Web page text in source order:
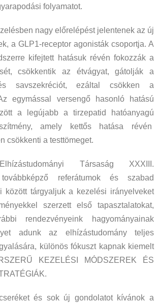
folyamatot.
nagy előrelépést jelentenek az új
a GLP1-receptor agonisták csoportja. A
kifejtett hatásuk révén fokozzák a
csökkentik az étvágyat, gátolják a
savszekréciót, ezáltal csökken a
egymással versengő hasonló hatású
a legújabb a tirzepatid hatóanyagú
amely kettős hatása révén
csökkenti a testtömeget.
Társaság XXXIII.
továbbképző referátumok és szabad
között tárgyaljuk a kezelési irányelveket
szerzett első tapasztalatokat,
rendezvényeink hagyományainak
adunk az elhízástudomány teljes
különös fókuszt kapnak kiemelt
KEZELÉSI MÓDSZEREK ÉS
és sok új gondolatot kívánok a